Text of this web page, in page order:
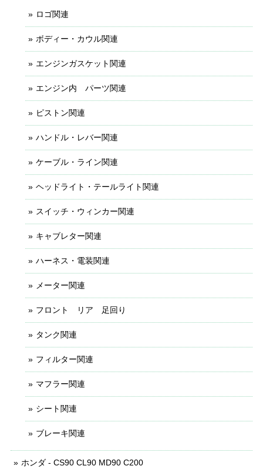
ロゴ関連
ボディー・カウル関連
エンジンガスケット関連
エンジン内 パーツ関連
ピストン関連
ハンドル・レバー関連
ケーブル・ライン関連
ヘッドライト・テールライト関連
スイッチ・ウィンカー関連
キャブレター関連
ハーネス・電装関連
メーター関連
フロント リア 足回り
タンク関連
フィルター関連
マフラー関連
シート関連
ブレーキ関連
ホンダ - CS90 CL90 MD90 C200